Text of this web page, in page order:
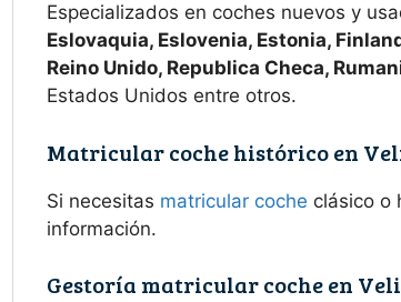
Especializados en coches nuevos y
Eslovaquia, Eslovenia, Estonia,
Reino Unido, Republica Checa,
Estados Unidos entre otros.
Matricular coche histórico en
Si necesitas matricular coche clásico o
información.
Gestoría matricular coche en